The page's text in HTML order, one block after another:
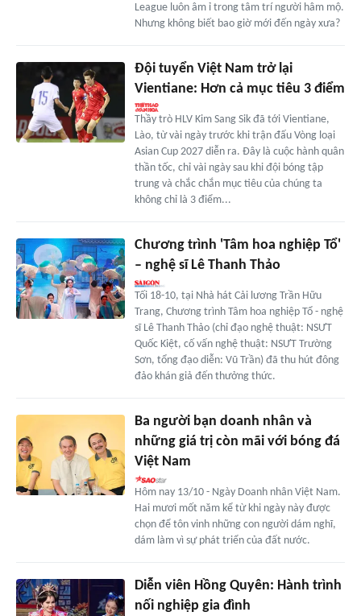
League luôn âm ỉ trong tâm trí người hâm mộ.
Nhưng không biết bao giờ mới đến ngày xưa?
Đội tuyển Việt Nam trở lại
Vientiane: Hơn cả mục tiêu 3 điểm
Thầy trò HLV Kim Sang Sik đã tới Vientiane,
Lào, từ vài ngày trước khi trận đấu Vòng loại
Asian Cup 2027 diễn ra. Đây là cuộc hành quân
thần tốc, chỉ vài ngày sau khi đội bóng tập
trung và chắc chắn mục tiêu của chúng ta
không chỉ là 3 điểm...
Chương trình 'Tâm hoa nghiệp Tổ'
– nghệ sĩ Lê Thanh Thảo
Tối 18-10, tại Nhà hát Cải lương Trần Hữu
Trang, Chương trình Tâm hoa nghiệp Tổ - nghệ
sĩ Lê Thanh Thảo (chỉ đạo nghệ thuật: NSƯT
Quốc Kiệt, cố vấn nghệ thuật: NSƯT Trường
Sơn, tổng đạo diễn: Vũ Trần) đã thu hút đông
đảo khán giả đến thưởng thức.
Ba người bạn doanh nhân và
những giá trị còn mãi với bóng đá
Việt Nam
Hôm nay 13/10 - Ngày Doanh nhân Việt Nam.
Hai mươi mốt năm kể từ khi ngày này được
chọn để tôn vinh những con người dám nghĩ,
dám làm vì sự phát triển của đất nước.
Diễn viên Hồng Quyên: Hành trình
nối nghiệp gia đình